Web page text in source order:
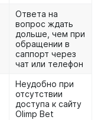
Ответа на
вопрос ждать
дольше, чем при
обращении в
саппорт через
чат или телефон
Неудобно при
отсутствии
доступа к сайту
Olimp Bet